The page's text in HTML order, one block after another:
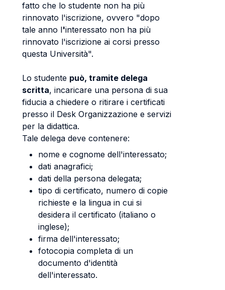
fatto che lo studente non ha più
rinnovato l'iscrizione, ovvero "dopo
tale anno l'interessato non ha più
rinnovato l'iscrizione ai corsi presso
questa Università".
Lo studente può, tramite delega
scritta, incaricare una persona di sua
fiducia a chiedere o ritirare i certificati
presso il Desk Organizzazione e servizi
per la didattica.
Tale delega deve contenere:
nome e cognome dell'interessato;
dati anagrafici;
dati della persona delegata;
tipo di certificato, numero di copie
richieste e la lingua in cui si
desidera il certificato (italiano o
inglese);
firma dell'interessato;
fotocopia completa di un
documento d'identità
dell'interessato.